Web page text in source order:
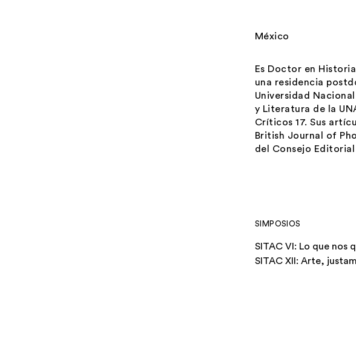
México
Es Doctor en
una residencia
Universidad
y Literatura de la
Críticos 17. Sus
British Journal of
del Consejo
SIMPOSIOS
SITAC VI: Lo que nos
SITAC XII: Arte,